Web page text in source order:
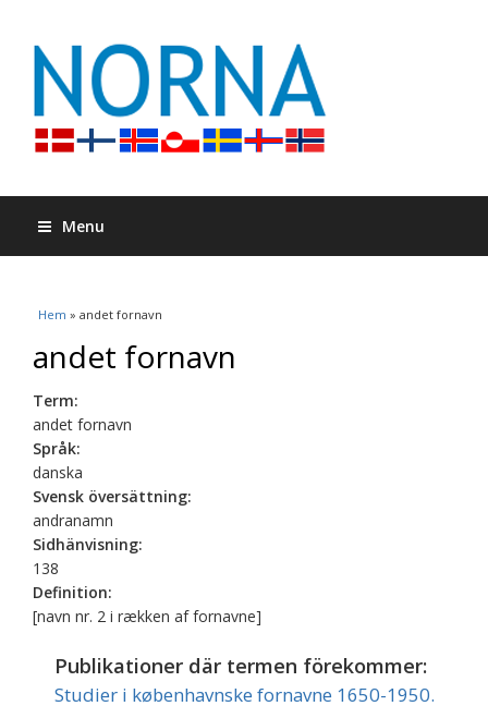
Menu
Du är här
Hem » andet fornavn
andet fornavn
Term:
andet fornavn
Språk:
danska
Svensk översättning:
andranamn
Sidhänvisning:
138
Definition:
[navn nr. 2 i rækken af fornavne]
Publikationer där termen förekommer:
Studier i københavnske fornavne 1650-1950.